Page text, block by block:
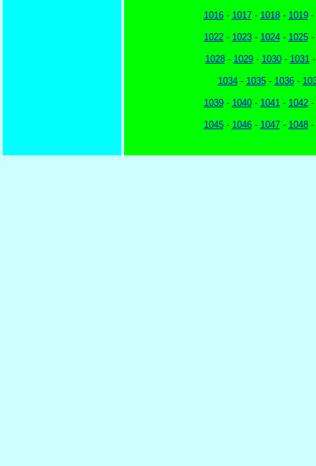
1016- 1017- 1018- 1019-
1022- 1023- 1024- 1025-
1028- 1029- 1030- 1031
1034- 1035- 1036-
1039- 1040- 1041- 1042-
1045- 1046- 1047- 1048-